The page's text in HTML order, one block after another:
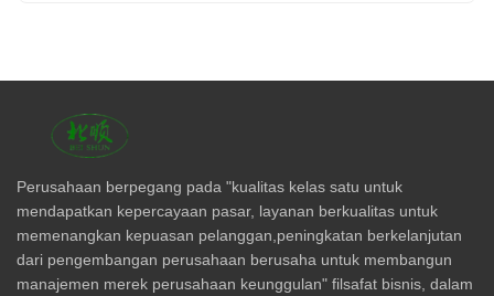
Perusahaan berpegang pada "kualitas kelas satu untuk
mendapatkan kepercayaan pasar, layanan berkualitas untuk
memenangkan kepuasan pelanggan,peningkatan berkelanjutan
dari pengembangan perusahaan berusaha untuk membangun
manajemen merek perusahaan keunggulan" filsafat bisnis, dalam